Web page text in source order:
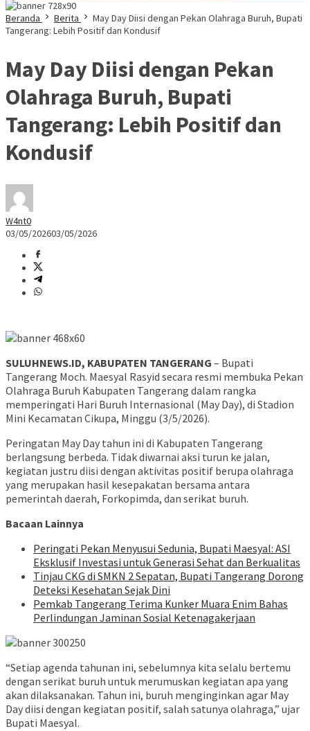
Beranda
Berita
May Day Diisi dengan Pekan Olahraga Buruh, Bupati
Tangerang: Lebih Positif dan Kondusif
May Day Diisi dengan Pekan
Olahraga Buruh, Bupati
Tangerang: Lebih Positif dan
Kondusif
W4nt0
03/05/202603/05/2026
SULUHNEWS.ID, KABUPATEN TANGERANG – Bupati
Tangerang Moch. Maesyal Rasyid secara resmi membuka Pekan
Olahraga Buruh Kabupaten Tangerang dalam rangka
memperingati Hari Buruh Internasional (May Day), di Stadion
Mini Kecamatan Cikupa, Minggu (3/5/2026).
Peringatan May Day tahun ini di Kabupaten Tangerang
berlangsung berbeda. Tidak diwarnai aksi turun ke jalan,
kegiatan justru diisi dengan aktivitas positif berupa olahraga
yang merupakan hasil kesepakatan bersama antara
pemerintah daerah, Forkopimda, dan serikat buruh.
Bacaan Lainnya
Peringati Pekan Menyusui Sedunia, Bupati Maesyal: ASI
Eksklusif Investasi untuk Generasi Sehat dan Berkualitas
Tinjau CKG di SMKN 2 Sepatan, Bupati Tangerang Dorong
Deteksi Kesehatan Sejak Dini
Pemkab Tangerang Terima Kunker Muara Enim Bahas
Perlindungan Jaminan Sosial Ketenagakerjaan
“Setiap agenda tahunan ini, sebelumnya kita selalu bertemu
dengan serikat buruh untuk merumuskan kegiatan apa yang
akan dilaksanakan. Tahun ini, buruh menginginkan agar May
Day diisi dengan kegiatan positif, salah satunya olahraga,” ujar
Bupati Maesyal.